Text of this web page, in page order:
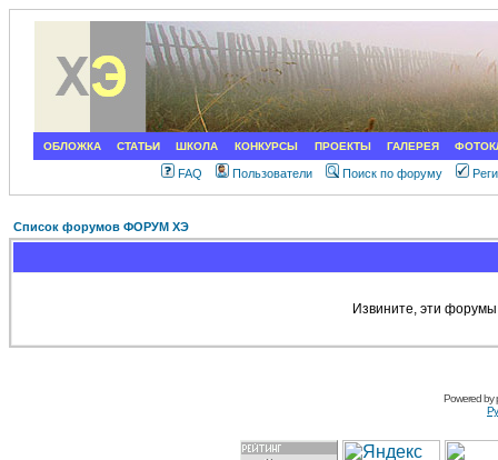
ОБЛОЖКА СТАТЬИ ШКОЛА КОНКУРСЫ ПРОЕКТЫ ГАЛЕРЕЯ
FAQ Пользователи Поиск по форуму
Список форумов ФОРУМ ХЭ
Извините, эти
Powered by